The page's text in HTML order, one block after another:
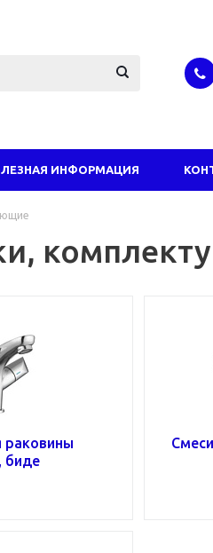
ИНФОРМАЦИЯ
раковины
биде